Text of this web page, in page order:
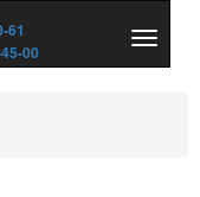
61
00
скрыть